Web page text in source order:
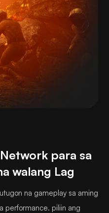
para sa
walang Lag
na gameplay sa aming
performance. piliin ang